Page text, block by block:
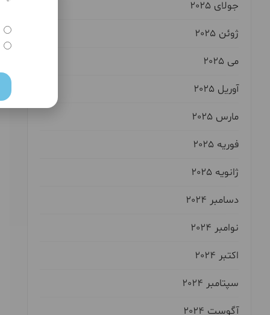
جولای 2025
ژوئن 2025
می 2025
آوریل 2025
مارس 2025
فوریه 2025
ژانویه 2025
دسامبر 2024
نوامبر 2024
اکتبر 2024
سپتامبر 2024
آگوست 2024